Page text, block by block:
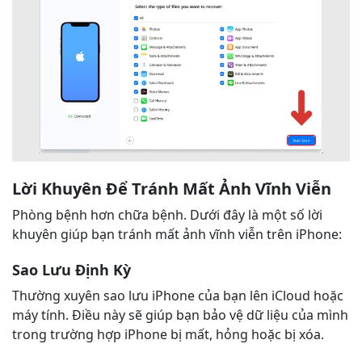
Lời Khuyên Để Tránh Mất Ảnh Vĩnh Viễn
Phòng bệnh hơn chữa bệnh. Dưới đây là một số lời
khuyên giúp bạn tránh mất ảnh vĩnh viễn trên iPhone:
Sao Lưu Định Kỳ
Thường xuyên sao lưu iPhone của bạn lên iCloud hoặc
máy tính. Điều này sẽ giúp bạn bảo vệ dữ liệu của mình
trong trường hợp iPhone bị mất, hỏng hoặc bị xóa.